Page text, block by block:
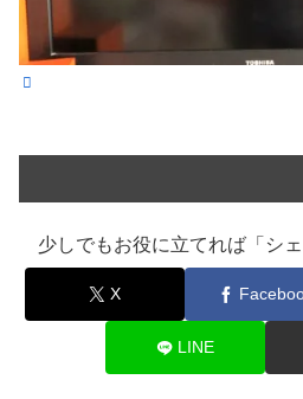
少しでもお役に立てれば「シ
X
LINE